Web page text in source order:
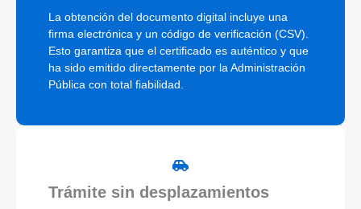
La obtención del documento digital incluye una
firma electrónica y un código de verificación (CSV).
Esto garantiza que el certificado es auténtico y que
ha sido emitido directamente por la Administración
Pública con total fiabilidad.
Trámite sin desplazamientos